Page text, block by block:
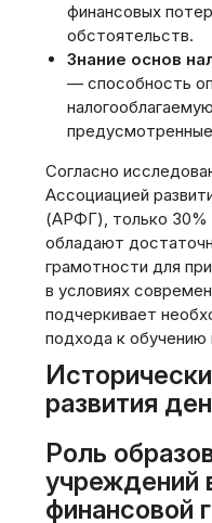
финансовых
обстоятельств.
Знание основ
— способность
Согласно
Ассоциацией
(АРФГ)‚ только 30%
обладают
грамотности для
в условиях
подчеркивает
подхода к обучению
развития
Роль
учреждений
финансовой